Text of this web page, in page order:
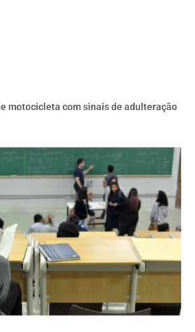
motocicleta com sinais de adulteração